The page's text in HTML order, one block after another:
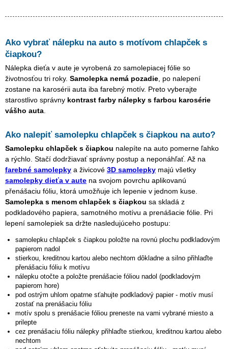
Ako vybrať nálepku na auto s motívom chlapček s
čiapkou?
Nálepka dieťa v aute je vyrobená zo samolepiacej fólie so
životnosťou tri roky. Samolepka nemá pozadie, po nalepení
zostane na karosérii auta iba farebný motív. Preto vyberajte
starostlivo správny kontrast farby nálepky s farbou karosérie
vášho auta.
Ako nalepiť samolepku chlapček s čiapkou na auto?
Samolepku chlapček s čiapkou nalepíte na auto pomerne ľahko
a rýchlo. Stačí dodržiavať správny postup a neponáhľať. Až na
farebné samolepky a živicové 3D samolepky majú všetky
samolepky dieťa v aute na svojom povrchu aplikovanú
přenášaciu fóliu, ktorá umožňuje ich lepenie v jednom kuse.
Samolepka s menom chlapček s čiapkou sa skladá z
podkladového papiera, samotného motívu a prenášacie fólie. Pri
lepení samolepiek sa držte nasledujúceho postupu:
samolepku chlapček s čiapkou položte na rovnú plochu podkladovým
papierom nadol
stierkou, kreditnou kartou alebo nechtom dôkladne a silno přihlaďte
přenášaciu fóliu k motívu
nálepku otočte a položte prenášacie fóliou nadol (podkladovým
papierom hore)
pod ostrým uhlom opatrne sťahujte podkladový papier - motív musí
zostať na prenášaciu fóliu
motív spolu s prenášacie fóliou preneste na vami vybrané miesto a
prilepte
cez prenášaciu fóliu nálepky přihlaďte stierkou, kreditnou kartou alebo
nechtom